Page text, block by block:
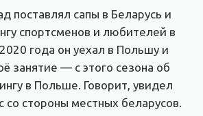
поставлял сапы в Беларусь и
спортсменов и любителей в
года он уехал в Польшу и
занятие — с этого сезона об
в Польше. Говорит, увидел
со стороны местных беларусов.